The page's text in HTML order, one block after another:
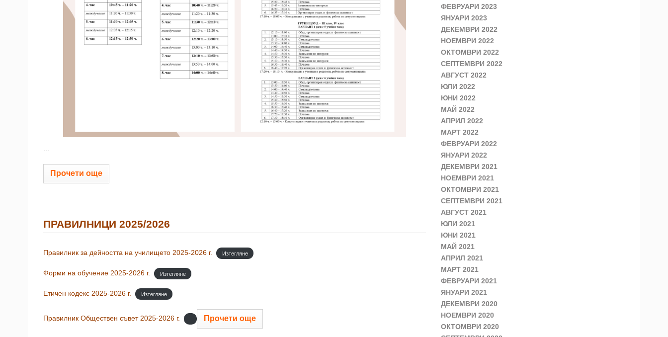
Прочети още
ПРАВИЛНИЦИ 2025/2026
Правилник за дейността на училището 2025-2026 г. Изтегляне
Форми на обучение 2025-2026 г. Изтегляне
Етичен кодекс 2025-2026 г. Изтегляне
Правилник Обществен съвет 2025-2026 г. Прочети още
ФЕВРУАРИ 2023
ЯНУАРИ 2023
ДЕКЕМВРИ 2022
НОЕМВРИ 2022
ОКТОМВРИ 2022
СЕПТЕМВРИ 2022
АВГУСТ 2022
ЮЛИ 2022
ЮНИ 2022
МАЙ 2022
АПРИЛ 2022
МАРТ 2022
ФЕВРУАРИ 2022
ЯНУАРИ 2022
ДЕКЕМВРИ 2021
НОЕМВРИ 2021
ОКТОМВРИ 2021
СЕПТЕМВРИ 2021
АВГУСТ 2021
ЮЛИ 2021
ЮНИ 2021
МАЙ 2021
АПРИЛ 2021
МАРТ 2021
ФЕВРУАРИ 2021
ЯНУАРИ 2021
ДЕКЕМВРИ 2020
НОЕМВРИ 2020
ОКТОМВРИ 2020